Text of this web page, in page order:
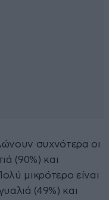
συχνότερα οι
(90%) και
μικρότερο είναι
(49%) και